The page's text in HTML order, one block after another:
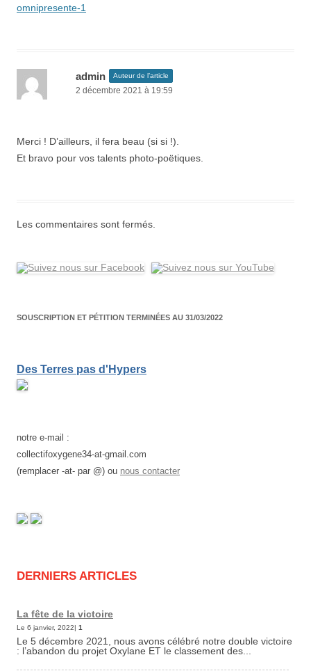
omnipresente-1
admin Auteur de l’article
2 décembre 2021 à 19:59
Merci ! D’ailleurs, il fera beau (si si !).
Et bravo pour vos talents photo-poëtiques.
Les commentaires sont fermés.
SOUSCRIPTION ET PÉTITION TERMINÉES AU 31/03/2022
Des Terres pas d'Hypers
notre e-mail :
collectifoxygene34-at-gmail.com
(remplacer -at- par @) ou nous contacter
DERNIERS ARTICLES
La fête de la victoire
Le 6 janvier, 2022| 1
Le 5 décembre 2021, nous avons célébré notre double victoire
: l’abandon du projet Oxylane ET le classement des...